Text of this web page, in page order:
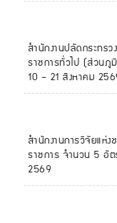
สำนักงานปลัดกระทร
ราชการทั่วไป (ส่วนภู
10 - 21 สิงหาคม
สำนักงานการวิจัยแห่
ราชการ จำนวน 5 อั
2569